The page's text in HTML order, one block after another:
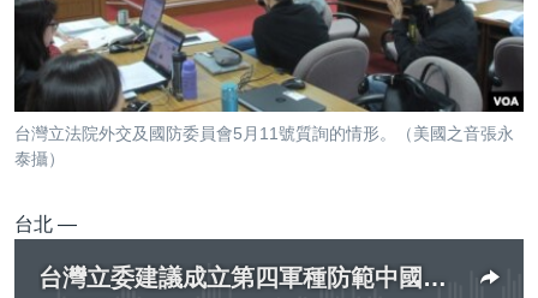
國際
經貿
視頻
每日視頻新聞
美國專訊
視頻存檔
音頻
新聞音頻
海外港人
國語
關注我們
台灣立法院外交及國防委員會5月11號質詢的情形。（美國之音張永
泰攝）
台北 —
台灣立委建議成立第四軍種防範中國網軍